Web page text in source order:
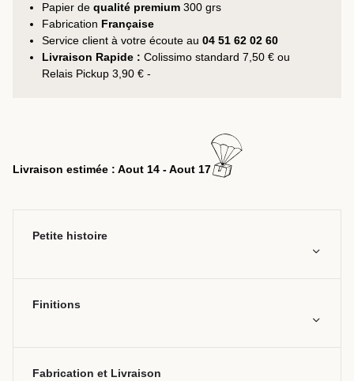
Papier de qualité premium 300 grs
Fabrication Française
Service client à votre écoute au 04 51 62 02 60
Livraison Rapide : Colissimo standard 7,50 € ou
Relais Pickup 3,90 € -
Livraison estimée : Aout 14 - Aout 17
Petite histoire
Finitions
Fabrication et Livraison